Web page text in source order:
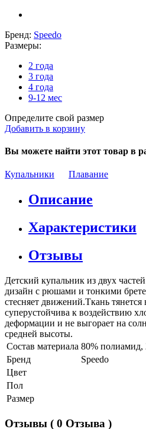
Бренд: Speedo
Размеры:
2 года
3 года
4 года
9-12 мес
Определите свой размер
Добавить в корзину
Вы можете найти этот товар в
Купальники Плавание
Описание
Характеристики
Отзывы
Детский купальник из двух
дизайн с рюшами и тонкими
стесняет движений.Ткань тянется
суперустойчива к воздействию
деформации и не выгорает на
средней высоты.
Состав материала 80% полиамид,
Бренд
Speedo
Цвет
Пол
Размер
Отзывы ( 0 Отзыва )